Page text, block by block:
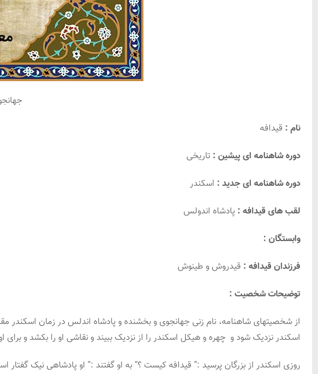
نام : قیدافه
دوره شاهنامه ای پیشین : تاریخی
دوره شاهنامه ای جدید : اسکندر
لقب های قیدافه : پادشاه اندولس
وابستگان :
فرزندان قیدافه : قیدروش و طینوش
توضیحات شخصیت :
از شخصیتهای شاهنامه، نام زنی جهانجوی و بخشنده و پادشاه اندلس در زمان
اسکندر نزدیک شود و چهره و هیکل اسکندر را از نزدیک ببیند و نقاشی او را بکشد و برای
روزی اسکندر از بزرگان پرسید :” قیدافه کیست ؟” به او گفتند :” او پادشاهی نیک